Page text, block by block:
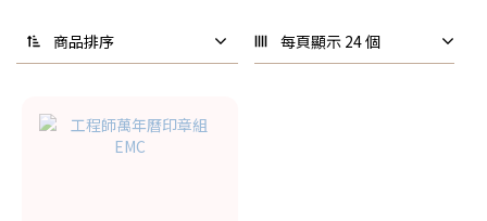
商品排序 每頁顯示 24 個